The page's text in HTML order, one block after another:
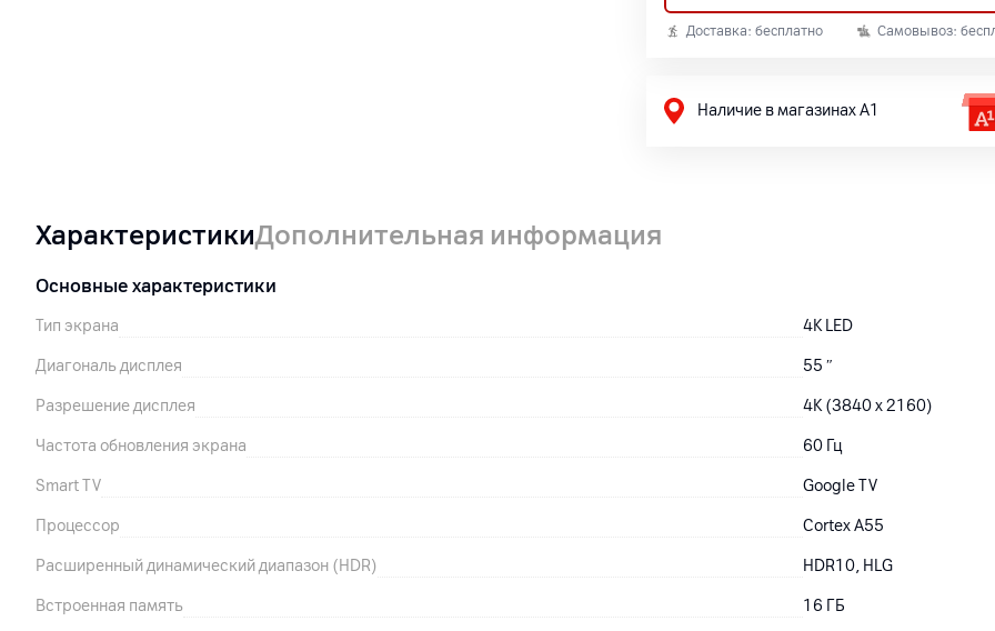
Доставка: бесплатно Самовывоз:
Наличие в магазинах А1
ХарактеристикиДополнительная информация
Основные характеристики
Тип экрана 4K LED
Диагональ дисплея 55 ″
Разрешение дисплея 4K (3840 x 2160)
Частота обновления экрана 60 Гц
Smart TV Google TV
Процессор Cortex A55
Расширенный динамический диапазон (HDR) HDR10, HLG
Встроенная память 16 ГБ